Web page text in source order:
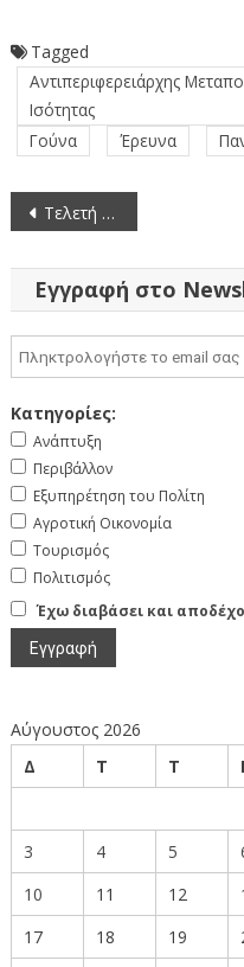
Tagged
Αντιπεριφερειάρχης
Ισότητας
Γούνα
Έρευνα
Πλοήγηση
άρθρων
Τελετή παράδοσης 120 απινιδωτών
Εγγραφή στο
Κατηγορίες:
Ανάπτυξη
Περιβάλλον
Εξυπηρέτηση του Πολίτη
Αγροτική Οικονομία
Τουρισμός
Πολιτισμός
Έχω διαβάσει και
Αύγουστος 2026
Δ
Τ Τ
3
4 5
10
11 12
17
18 19